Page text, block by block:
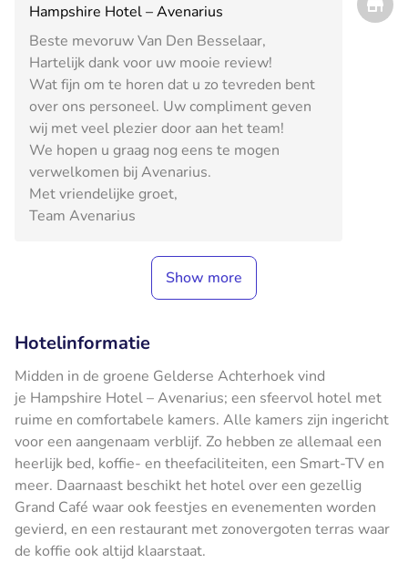
Hampshire Hotel – Avenarius
Beste mevoruw Van Den Besselaar,
Hartelijk dank voor uw mooie review!
Wat fijn om te horen dat u zo tevreden bent
over ons personeel. Uw compliment geven
wij met veel plezier door aan het team!
We hopen u graag nog eens te mogen
verwelkomen bij Avenarius.
Met vriendelijke groet,
Team Avenarius
Show more
Hotelinformatie
Midden in de groene Gelderse Achterhoek vind
je Hampshire Hotel – Avenarius; een sfeervol hotel met
ruime en comfortabele kamers. Alle kamers zijn ingericht
voor een aangenaam verblijf. Zo hebben ze allemaal een
heerlijk bed, koffie- en theefaciliteiten, een Smart-TV en
meer. Daarnaast beschikt het hotel over een gezellig
Grand Café waar ook feestjes en evenementen worden
gevierd, en een restaurant met zonovergoten terras waar
de koffie ook altijd klaarstaat.